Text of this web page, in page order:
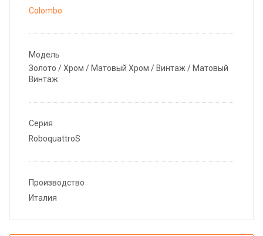
Colombo
Модель
Золото / Хром / Матовый Хром / Винтаж / Матовый
Винтаж
Серия
RoboquattroS
Производство
Италия